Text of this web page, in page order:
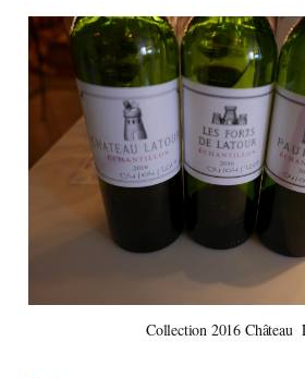
Collection 2016 Château